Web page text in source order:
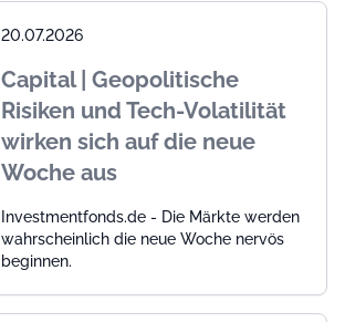
20.07.2026
Capital | Geopolitische
Risiken und Tech-Volatilität
wirken sich auf die neue
Woche aus
Investmentfonds.de - Die Märkte werden
wahrscheinlich die neue Woche nervös
beginnen.